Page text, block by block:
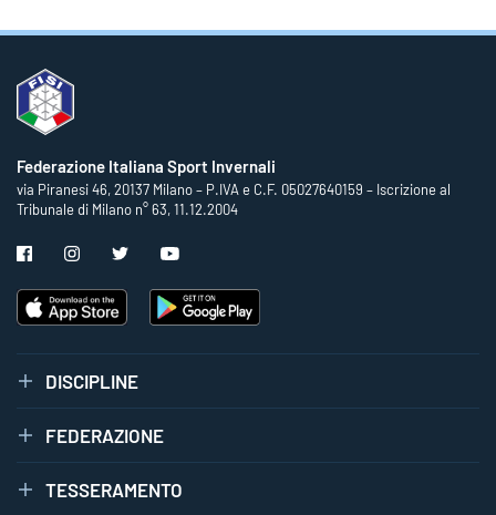
Federazione Italiana Sport Invernali
via Piranesi 46, 20137 Milano – P.IVA e C.F. 05027640159 – Iscrizione al
Tribunale di Milano n° 63, 11.12.2004
DISCIPLINE
FEDERAZIONE
TESSERAMENTO